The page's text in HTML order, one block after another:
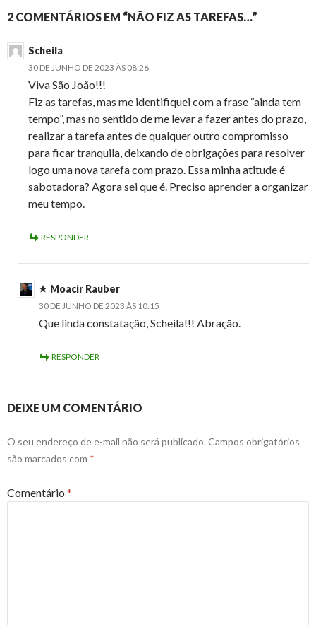
2 COMENTÁRIOS EM “NÃO FIZ AS TAREFAS…”
Scheila
30 DE JUNHO DE 2023 ÀS 08:26
Viva São João!!!
Fiz as tarefas, mas me identifiquei com a frase “ainda tem
tempo”, mas no sentido de me levar a fazer antes do prazo,
realizar a tarefa antes de qualquer outro compromisso
para ficar tranquila, deixando de obrigações para resolver
logo uma nova tarefa com prazo. Essa minha atitude é
sabotadora? Agora sei que é. Preciso aprender a organizar
meu tempo.
RESPONDER
Moacir Rauber
30 DE JUNHO DE 2023 ÀS 10:15
Que linda constatação, Scheila!!! Abração.
RESPONDER
DEIXE UM COMENTÁRIO
O seu endereço de e-mail não será publicado. Campos obrigatórios
são marcados com *
Comentário *